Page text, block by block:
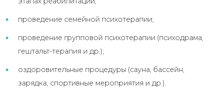
проведение семейной психотерапии;
проведение групповой психотерапии (психодрама,
гештальт-терапия и др.);
оздоровительные процедуры (сауна, бассейн,
зарядка, спортивные мероприятия и др.).